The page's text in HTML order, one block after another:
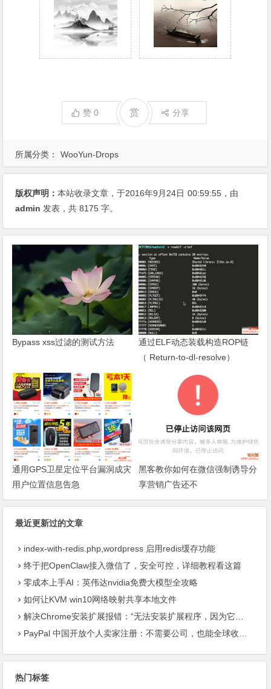
所属分类： WooYun-Drops
赞0 赏 分享
版权声明：本站收录文章，于2016年9月24日 00:59:55 ，由
admin 发表，共 8175 字。
Bypass xss过滤的测试方法
通过ELF动态装载构造ROP链
（ Return-to-dl-resolve）
通用GPS卫星定位平台漏洞成灾
用户位置信息告急
黑客教你如何在微信强制诱导分
享营销广告还不
最近更新过的文章
index-with-redis.php,wordpress 启用redis缓存功能
终于把OpenClaw接入微信了，安全可控，详细教程看这篇
零成本上手AI：英伟达nvidia免费大模型全攻略
如何让KVM win10网络映射共享本地文件
解决Chrome安装扩展报错：“无法安装扩展程序，因为它使用了不受支持的清单版本“
PayPal 中国开放个人卖家注册：不需要公司，也能全球收款了
热门标签